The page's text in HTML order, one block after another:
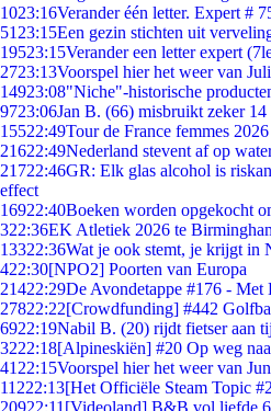
1023:16Verander één letter. Expert #
51 23:15Een gezin stichten uit
19523:15Verander een letter expert
2723:13Voorspel hier het weer van
14923:08"Niche"-historische
9723:06Jan B. (66) misbruikt zeker 14
15522:49Tour de France femmes
21622:49Nederland stevent af op
21722:46GR: Elk glas alcohol is
effect
16922:40Boeken worden opgekocht
322:36EK Atletiek 2026 te
13322:36Wat je ook stemt, je krijgt in
422:30[NPO2] Poorten van Europa
21422:29De Avondetappe #176 - Met
27822:22[Crowdfunding] #442
6922:19Nabil B. (20) rijdt fietser aan
3222:18[Alpineskiën] #20 Op weg
41 22:15Voorspel hier het weer van
11222:13[Het Officiële Steam Topic
20922:11 [Videoland] B&B vol liefde